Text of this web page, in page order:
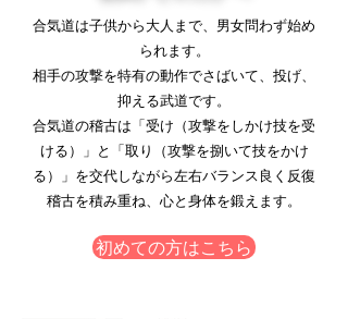
合気道は子供から大人まで、男女問わず始め
られます。
相手の攻撃を特有の動作でさばいて、投げ、
抑える武道です。
合気道の稽古は「受け（攻撃をしかけ技を受
ける）」と「取り（攻撃を捌いて技をかけ
る）」を交代しながら左右バランス良く反復
稽古を積み重ね、心と身体を鍛えます。
初めての方はこちら